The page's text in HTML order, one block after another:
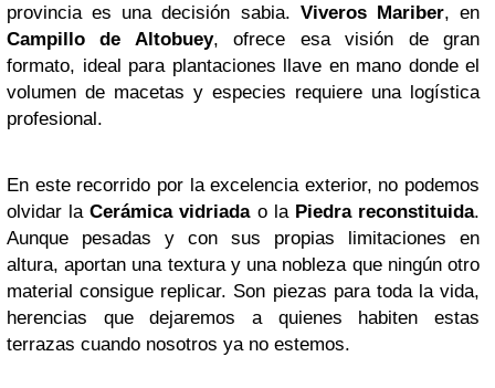
provincia es una decisión sabia. Viveros Mariber, en
Campillo de Altobuey, ofrece esa visión de gran
formato, ideal para plantaciones llave en mano donde el
volumen de macetas y especies requiere una logística
profesional.
En este recorrido por la excelencia exterior, no podemos
olvidar laCerámica vidriadao la Piedra reconstituida.
Aunque pesadas y con sus propias limitaciones en
altura, aportan una textura y una nobleza que ningún otro
material consigue replicar. Son piezas para toda la vida,
herencias que dejaremos a quienes habiten estas
terrazas cuando nosotros ya no estemos.